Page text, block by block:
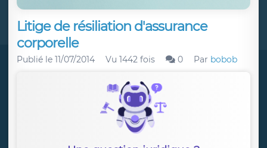
Litige de résiliation d'assurance
corporelle
Publié le 11/07/2014 Vu 1442 fois 0 Par bobob